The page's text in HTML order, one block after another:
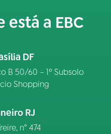
está a EBC
DF
B 50/60 – 1º Subsolo
Shopping
RJ
n° 474